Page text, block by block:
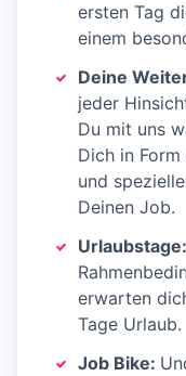
ersten Tag
einem
Deine
jeder
Du mit uns
Dich in
und
Deinen Job.
Urlaubstage:
erwarten
Tage Urlaub.
Job Bike: